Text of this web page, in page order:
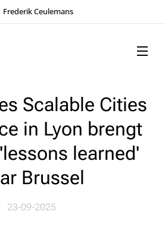
Frederik Ceulemans
Scalable Cities
in Lyon brengt
learned'
Brussel
23-09-2025